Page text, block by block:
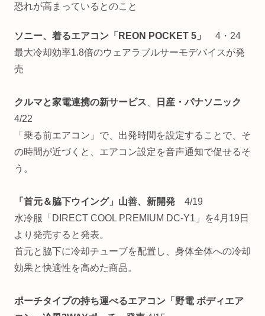
恐れが高まっているとのこと
ソニー、着るエアコン「REON POCKET 5」
4・24
最大冷却効率1.8倍のウェアラブルサーモデバイスが発
売
クルマと家電連携の新サービス
日産・パナソニック
4/22
「乗る前エアコン」で、出発時間を設定することで、そ
の時間が近づくと、エアコン設定を音声通知で促せるそ
う。
「首元＆脇下ウイング」山善、新開発 4/19
水冷服「DIRECT COOL PREMIUM DC-Y1」を4月19日
より発売すると発表。
首元と脇下に冷却チューブを配置し、身体全体への冷却
効果と快適性を高めた商品。
ポーチタイプの持ち運べるエアコン「野電 ボディエア